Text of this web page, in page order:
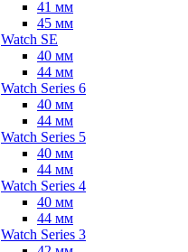
41 мм
45 мм
Watch SE
40 мм
44 мм
Watch Series 6
40 мм
44 мм
Watch Series 5
40 мм
44 мм
Watch Series 4
40 мм
44 мм
Watch Series 3